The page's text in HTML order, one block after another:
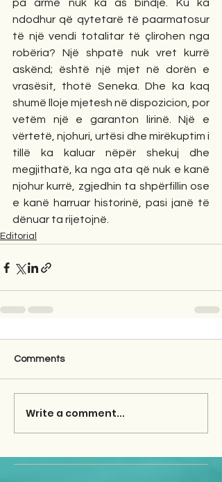
pa armë nuk ka as bindje. Ku ka
ndodhur që qytetarë të paarmatosur
të një vendi totalitar të çlirohen nga
robëria? Një shpatë nuk vret kurrë
askënd; është një mjet në dorën e
vrasësit, thotë Seneka. Dhe ka kaq
shumë lloje mjetesh në dispozicion, por
vetëm një e garanton lirinë. Një e
vërtetë, njohuri, urtësi dhe mirëkuptim i
tillë ka kaluar nëpër shekuj dhe
megjithatë, ka nga ata që nuk e kanë
njohur kurrë, zgjedhin ta shpërfillin ose
e kanë harruar historinë, pasi janë të
dënuar ta rijetojnë.
Editorial
Comments
Write a comment...